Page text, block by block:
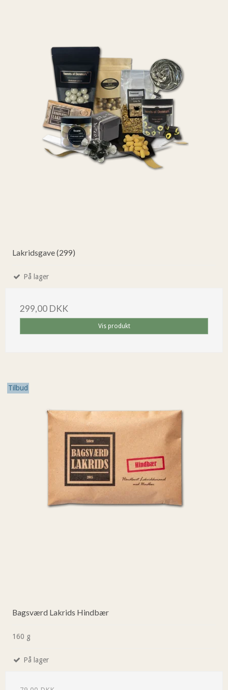
Lakridsgave (299)
På lager
299,00 DKK
Vis produkt
Tilbud
Bagsværd Lakrids Hindbær
160 g
På lager